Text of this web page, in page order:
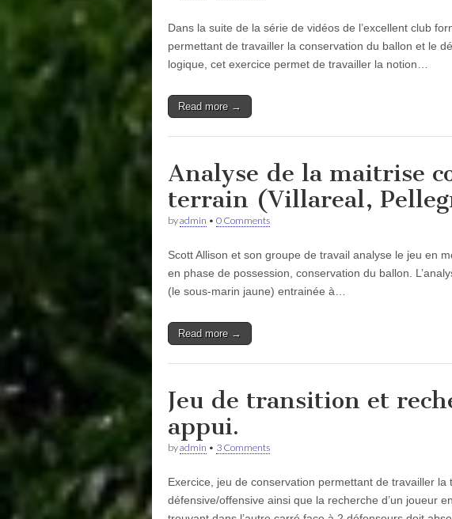
Dans la suite de la série de vidéos de l’excellent club
permettant de travailler la conservation du ballon et le
logique, cet exercice permet de travailler la notion…
Read more →
Analyse de la maitrise
terrain (Villareal,
byadmin • 0 Comments
Scott Allison et son groupe de travail analyse le jeu en
en phase de possession, conservation du ballon.
(le sous-marin jaune) entrainée à…
Read more →
Jeu de transition et
appui.
byadmin • 3 Comments
Exercice, jeu de conservation permettant de travailler
défensive/offensive ainsi que la recherche d’un joueur